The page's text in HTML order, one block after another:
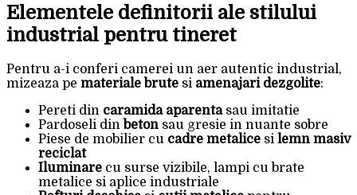
Elementele definitorii ale stilului
industrial pentru tineret
Pentru a-i conferi camerei un aer autentic industrial,
mizeaza pe materiale brute si amenajari dezgolite:
Pereti din caramida aparentasau imitatie
Pardoseli din beton sau gresie in nuante sobre
Piese de mobilier cu cadre metalice si lemn masiv
reciclat
Iluminare cu surse vizibile, lampi cu brate
metalice si aplice industriale